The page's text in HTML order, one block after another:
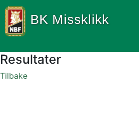
BK Missklikk
Resultater
Tilbake